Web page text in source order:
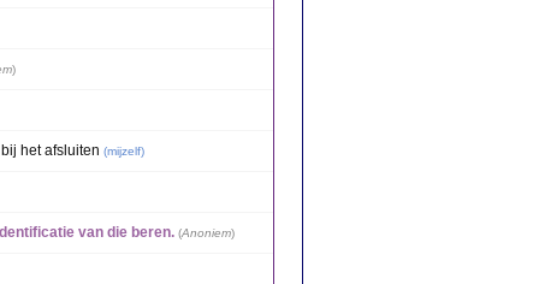
)
het afsluiten (mijzelf)
van die beren. (Anoniem)